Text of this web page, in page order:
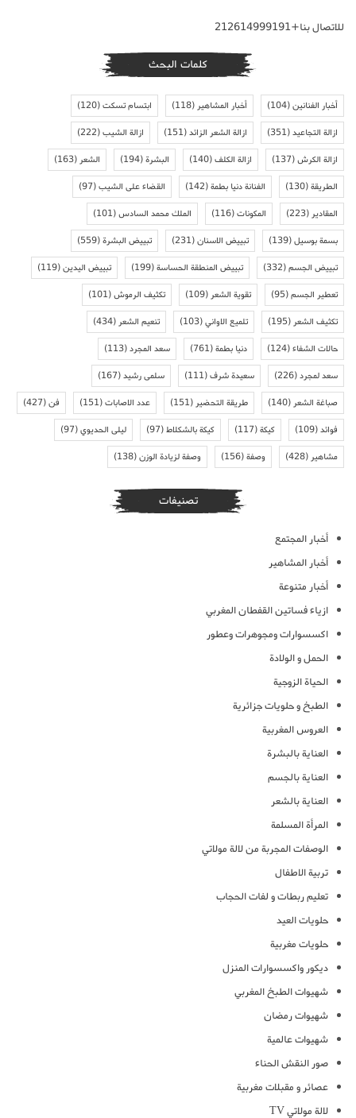
للاتصال بنا+212614999191
كلمات البحث
أخبار الفنانين(104) أخبار المشاهير(118) ابتسام تسكت(120)
ازالة التجاعيد(351) ازالة الشعر الزائد(151) ازالة الشيب(222)
ازالة الكرش(137) ازالة الكلف(140) البشرة(194) الشعر(163)
الطريقة(130) الفنانة دنيا بطمة(142) القضاء على الشيب(97)
المقادير(223) المكونات(116) الملك محمد السادس(101)
بسمة بوسيل(139) تبييض الاسنان(231) تبييض البشرة(559)
تبييض الجسم(332) تبييض المنطقة الحساسة(199) تبييض اليدين(119)
تعطير الجسم(95) تقوية الشعر(109) تكثيف الرموش(101)
تكثيف الشعر(195) تلميع الاواني(103) تنعيم الشعر(434)
حالات الشفاء(124) دنيا بطمة(761) سعد المجرد(113)
سعد لمجرد(226) سعيدة شرف(111) سلمى رشيد(167)
صباغة الشعر(140) طريقة التحضير(151) عدد الاصابات(151) فن(427)
فوائد(109) كيكة(117) كيكة بالشكلاط(97) ليلى الحديوي(97)
مشاهير(428) وصفة(156) وصفة لزيادة الوزن(138)
تصنيفات
أخبار المجتمع
أخبار المشاهير
أخبار متنوعة
ازياء فساتين القفطان المغربي
اكسسوارات ومجوهرات وعطور
الحمل و الولادة
الحياة الزوجية
الطبخ و حلويات جزائرية
العروس المغربية
العناية بالبشرة
العناية بالجسم
العناية بالشعر
المرأة المسلمة
الوصفات المجربة من لالة مولاتي
تربية الاطفال
تعليم ربطات و لفات الحجاب
حلويات العيد
حلويات مغربية
ديكور واكسسوارات المنزل
شهيوات الطبخ المغربي
شهيوات رمضان
شهيوات عالمية
صور النقش الحناء
عصائر و مقبلات مغربية
لالة مولاتي TV